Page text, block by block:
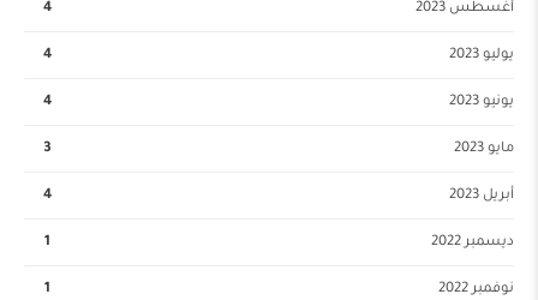
أغسطس 2023 4
يوليو 2023 4
يونيو 2023 4
مايو 2023 3
أبريل 2023 4
ديسمبر 2022 1
نوفمبر 2022 1